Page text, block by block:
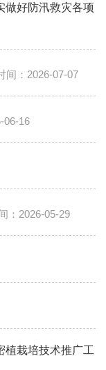
做好防汛救灾各项
2026-07-07
06-16
2026-05-29
植栽培技术推广工